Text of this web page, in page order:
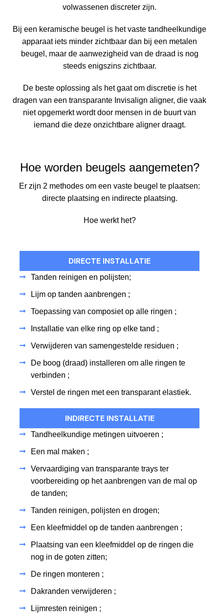
volwassenen discreter zijn.
Bij een keramische beugel is het vaste tandheelkundige
apparaat iets minder zichtbaar dan bij een metalen
beugel, maar de aanwezigheid van de draad is nog
steeds enigszins zichtbaar.
De beste oplossing als het gaat om discretie is het
dragen van een transparante Invisalign aligner, die vaak
niet opgemerkt wordt door mensen in de buurt van
iemand die deze onzichtbare aligner draagt.
Hoe worden beugels aangemeten?
Er zijn 2 methodes om een vaste beugel te plaatsen:
directe plaatsing en indirecte plaatsing.
Hoe werkt het?
DIRECTE INSTALLATIE
Tanden reinigen en polijsten;
Lijm op tanden aanbrengen ;
Toepassing van composiet op alle ringen ;
Installatie van elke ring op elke tand ;
Verwijderen van samengestelde residuen ;
De boog (draad) installeren om alle ringen te
verbinden ;
Verstel de ringen met een transparant elastiek.
INDIRECTE INSTALLATIE
Tandheelkundige metingen uitvoeren ;
Een mal maken ;
Vervaardiging van transparante trays ter
voorbereiding op het aanbrengen van de mal op
de tanden;
Tanden reinigen, polijsten en drogen;
Een kleefmiddel op de tanden aanbrengen ;
Plaatsing van een kleefmiddel op de ringen die
nog in de goten zitten;
De ringen monteren ;
Dakranden verwijderen ;
Lijmresten reinigen ;